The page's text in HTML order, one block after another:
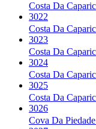
Costa Da
3022
Costa Da
3023
Costa Da
3024
Costa Da
3025
Costa Da
3026
Cova Da